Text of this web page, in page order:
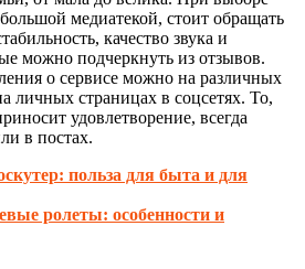
медиатекой, стоит обращать
качество звука и
можно подчеркнуть из отзывов.
о сервисе можно на различных
личных страницах в соцсетях. То,
удовлетворение, всегда
в постах.
польза для быта и для
ролеты: особенности и